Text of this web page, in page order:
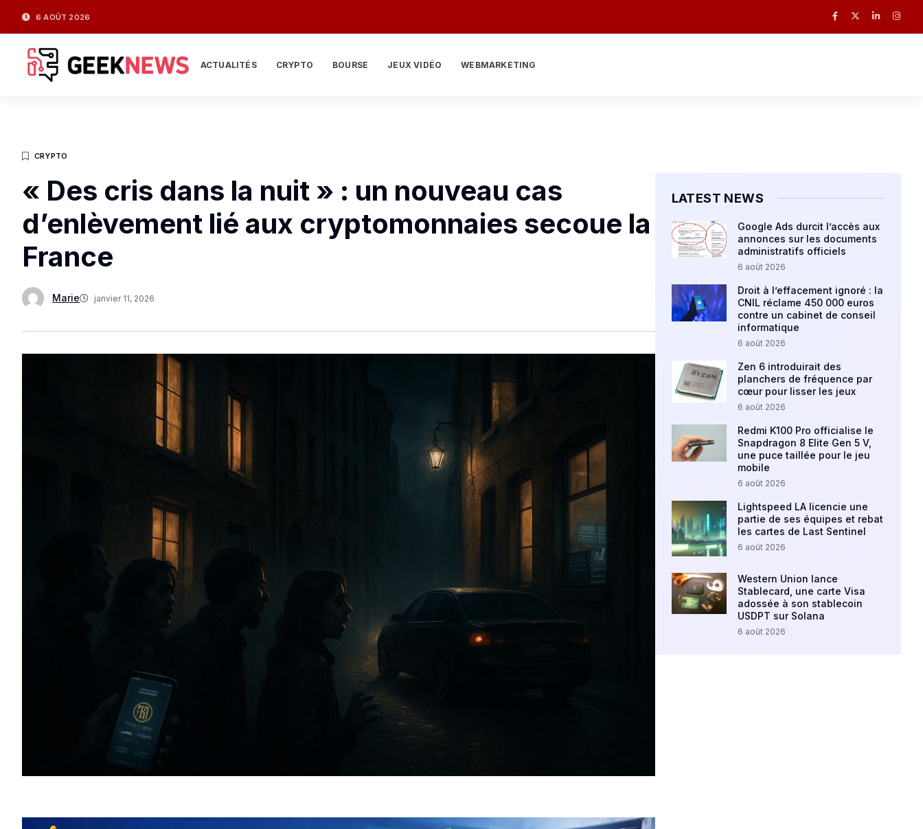
6 AOÛT 2026
ACTUALITÉS CRYPTO BOURSE JEUX VIDÉO WEBMARKETING
CRYPTO
« Des cris dans la nuit » : un nouveau cas
d’enlèvement lié aux cryptomonnaies secoue la
France
Marie janvier 11, 2026
LATEST NEWS
Google Ads durcit l’accès aux
annonces sur les documents
administratifs officiels
6 août 2026
Droit à l’effacement ignoré : la
CNIL réclame 450 000 euros
contre un cabinet de conseil
informatique
6 août 2026
Zen 6 introduirait des
planchers de fréquence par
cœur pour lisser les jeux
6 août 2026
Redmi K100 Pro officialise le
Snapdragon 8 Elite Gen 5 V,
une puce taillée pour le jeu
mobile
6 août 2026
Lightspeed LA licencie une
partie de ses équipes et rebat
les cartes de Last Sentinel
6 août 2026
Western Union lance
Stablecard, une carte Visa
adossée à son stablecoin
USDPT sur Solana
6 août 2026